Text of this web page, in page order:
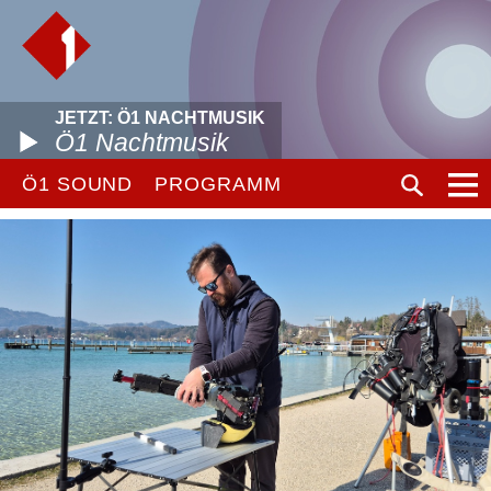
JETZT: Ö1 NACHTMUSIK
Ö1 Nachtmusik
Ö1 SOUND PROGRAMM